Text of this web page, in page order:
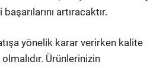
artıracaktır.
yönelik karar verirken kalite
Ürünlerinizin